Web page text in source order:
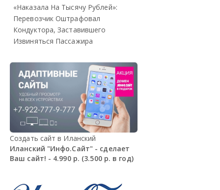
«Наказала На Тысячу Рублей»:
Перевозчик Оштрафовал
Кондуктора, Заставившего
Извиняться Пассажира
Создать сайт в Иланский
Иланский "Инфо.Сайт" - сделает
Ваш сайт! - 4.990 р. (3.500 р. в год)